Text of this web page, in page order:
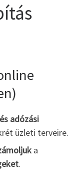
adózási
üzleti terveire.
a
.